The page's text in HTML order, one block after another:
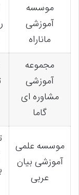
موسسه
آموزشی
ماناراه
مجموعه
آموزشی
مشاوره ای
گاما
موسسه علمی
آموزشی بیان
عربی